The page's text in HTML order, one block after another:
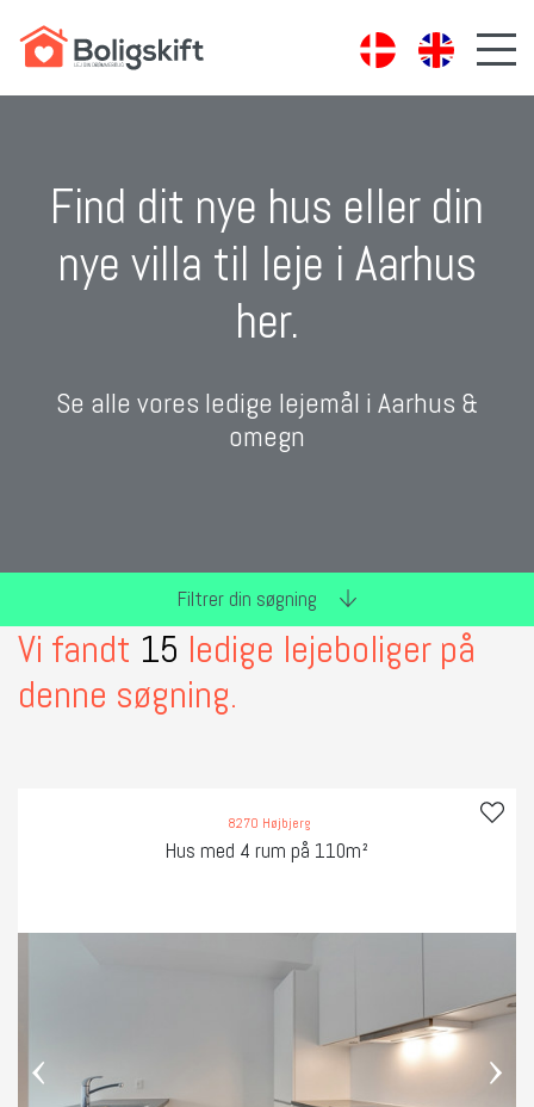
Find dit nye hus eller din
nye villa til leje i Aarhus
her.
Se alle vores ledige lejemål i Aarhus &
omegn
Filtrer din søgning
Vi fandt 15 ledige lejeboliger på
denne søgning.
8270 Højbjerg
Hus med 4 rum på 110m²
‹ ›